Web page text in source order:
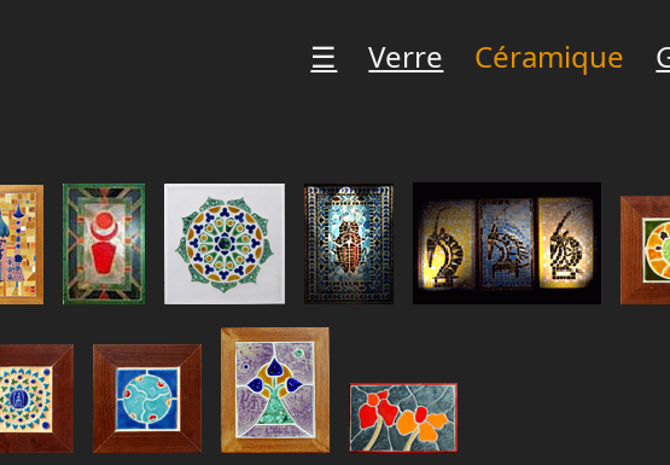
☰ Verre Céramique